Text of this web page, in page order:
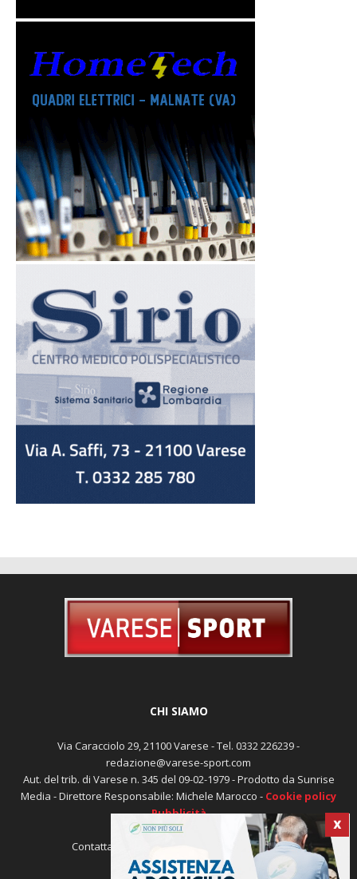
X
CHI SIAMO
Via Caracciolo 29, 21100 Varese - Tel. 0332 226239 -
redazione@varese-sport.com
Aut. del trib. di Varese n. 345 del 09-02-1979 - Prodotto da Sunrise
Media - Direttore Responsabile: Michele Marocco - Cookie policy
Pubblicità
Contattaci: redazione@varese-sport.com